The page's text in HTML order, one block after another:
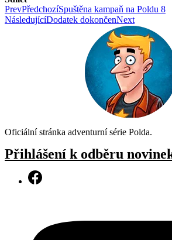
PrevPředchozíSpuštěna kampaň na Poldu 8
NásledujícíDodatek dokončenNext
Oficiální stránka adventurní série Polda.
Přihlášení k odběru